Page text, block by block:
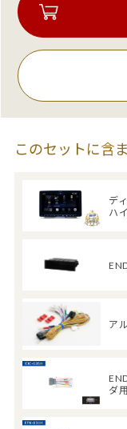
このセットに含
デ
ハ
ア
ダ用